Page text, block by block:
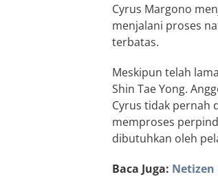
Cyrus Margono
menjalani proses
terbatas.
Meskipun telah
Shin Tae Yong.
Cyrus tidak pernah
memproses
dibutuhkan oleh
Baca Juga: Netizen